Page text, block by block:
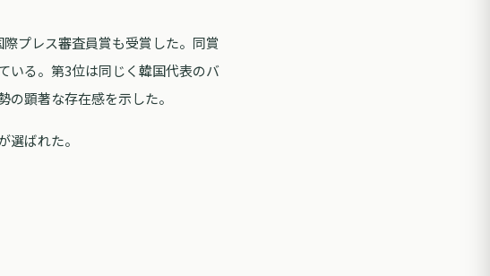
プレス審査員賞も受賞した。同賞
いる。第3位は同じく韓国代表のバ
顕著な存在感を示した。
ばれた。